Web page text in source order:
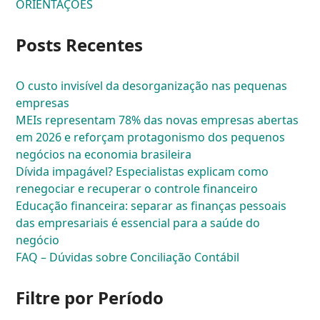
ORIENTAÇÕES
Posts Recentes
O custo invisível da desorganização nas pequenas
empresas
MEIs representam 78% das novas empresas abertas
em 2026 e reforçam protagonismo dos pequenos
negócios na economia brasileira
Dívida impagável? Especialistas explicam como
renegociar e recuperar o controle financeiro
Educação financeira: separar as finanças pessoais
das empresariais é essencial para a saúde do
negócio
FAQ – Dúvidas sobre Conciliação Contábil
Filtre por Período